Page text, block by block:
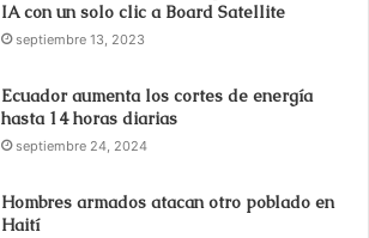
IA con un solo clic a Board Satellite
septiembre 13, 2023
Ecuador aumenta los cortes de energía
hasta 14 horas diarias
septiembre 24, 2024
Hombres armados atacan otro poblado en
Haití